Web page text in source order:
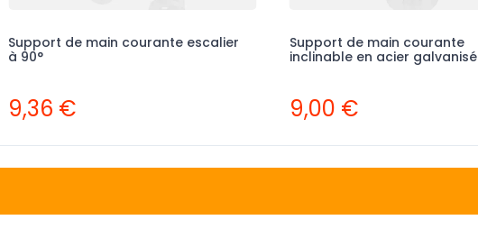
Support de main courante escalier
à 90°
9,36 €
Support de main courante
inclinable en acier galvanisé
9,00 €